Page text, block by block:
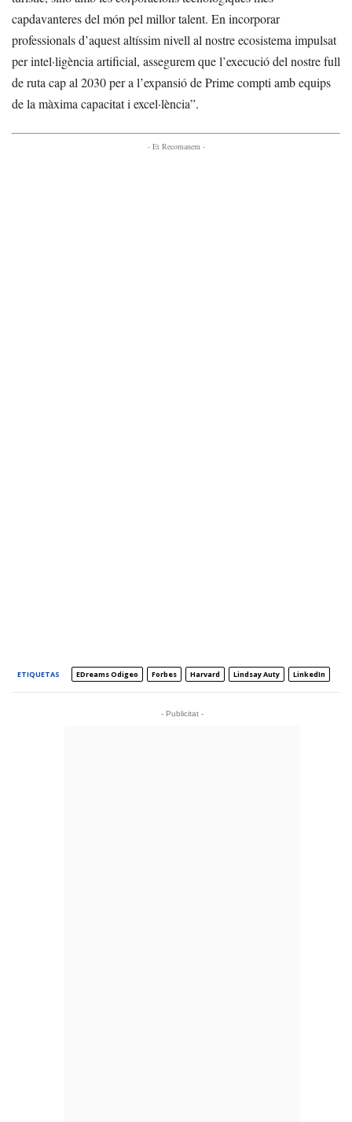
capdavanteres del món pel millor talent. En incorporar
professionals d’aquest altíssim nivell al nostre ecosistema impulsat
per intel·ligència artificial, assegurem que l’execució del nostre full
de ruta cap al 2030 per a l’expansió de Prime compti amb equips
de la màxima capacitat i excel·lència”.
- Et Recomanem -
ETIQUETAS EDreams Odigeo Forbes Harvard Lindsay Auty LinkedIn
- Publicitat -